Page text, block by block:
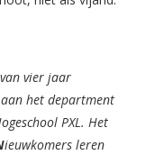
vier jaar
het department
PXL. Het
ieuwkomers leren